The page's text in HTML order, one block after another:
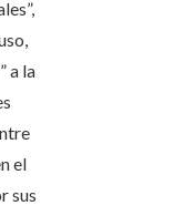
a la
el
sus